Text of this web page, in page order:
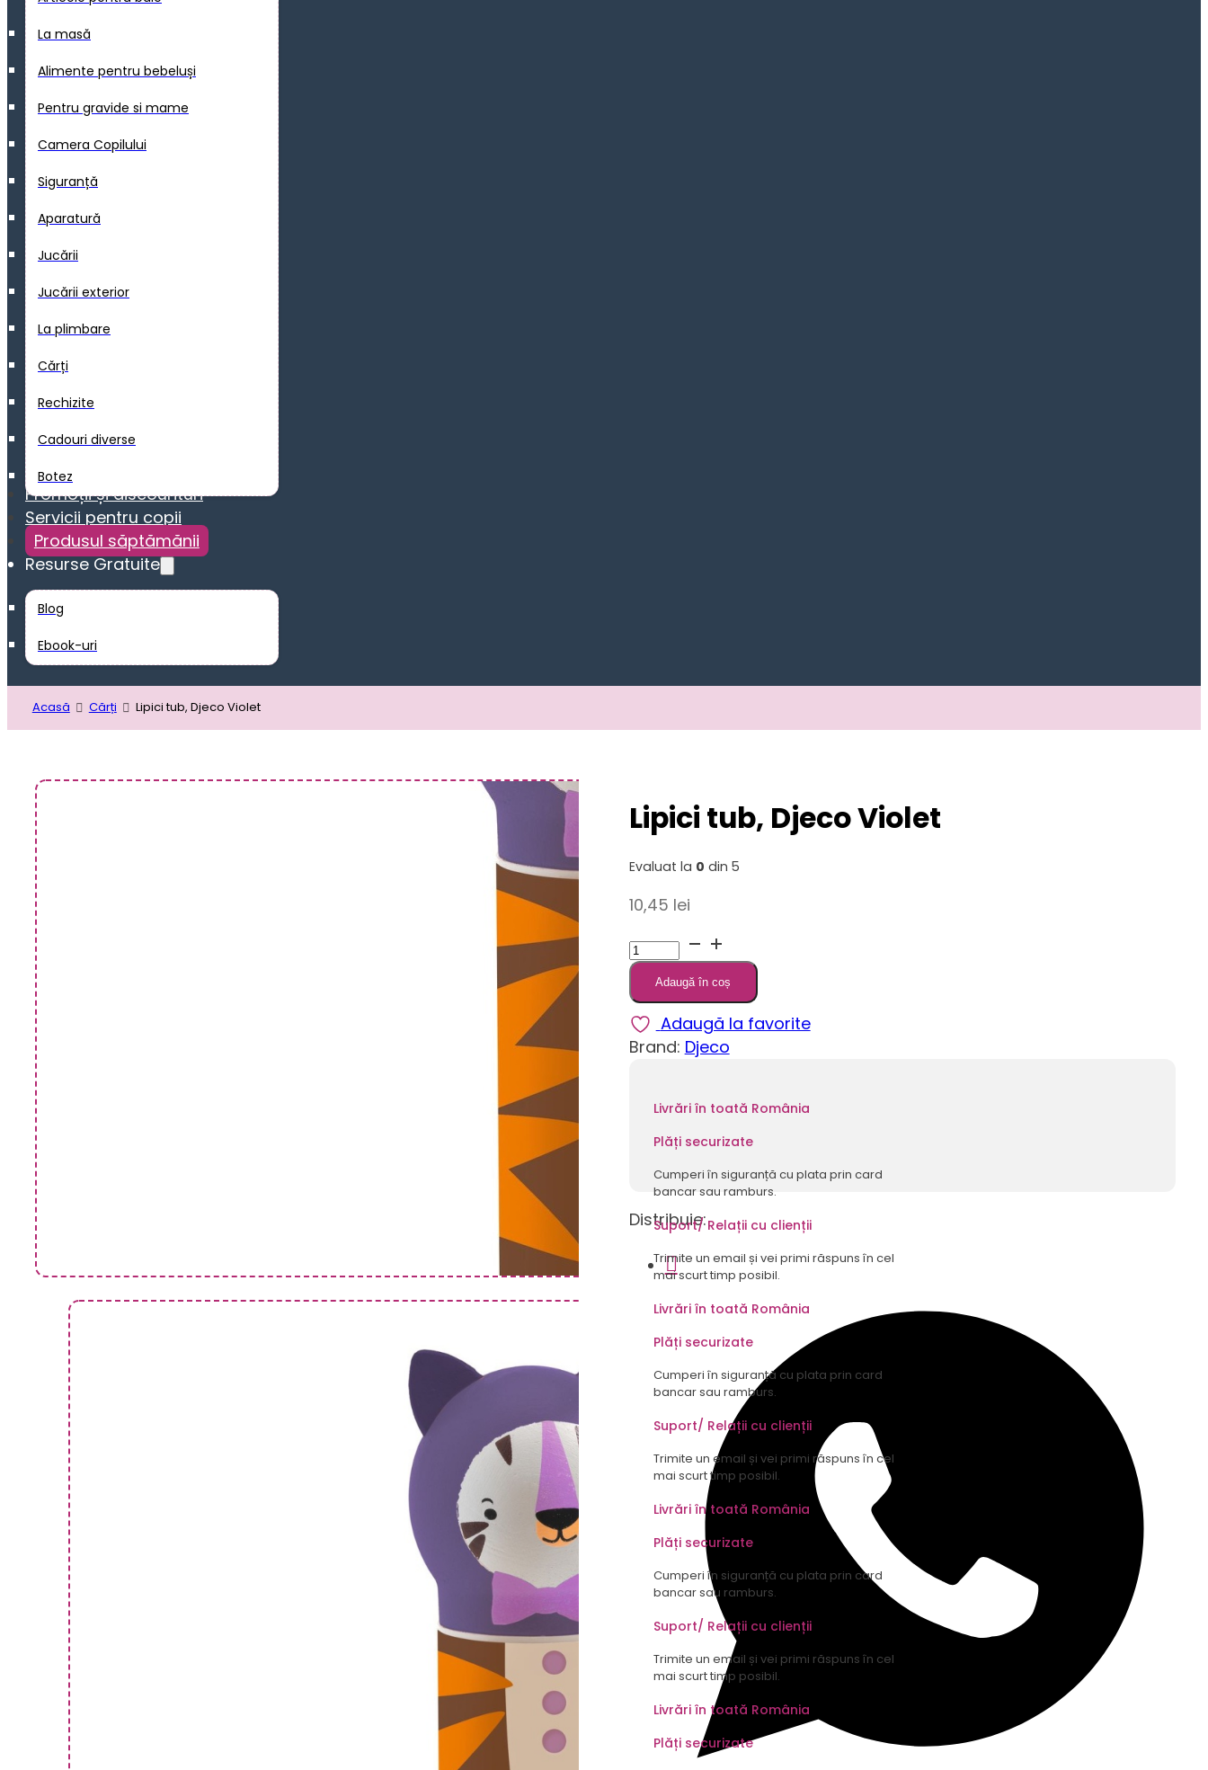
La masă
Alimente pentru bebeluși
Pentru gravide si mame
Camera Copilului
Siguranță
Aparatură
Jucării
Jucării exterior
La plimbare
Cărți
Rechizite
Cadouri diverse
Botez
Promoții și discounturi
Servicii pentru copii
Produsul săptămănii
Resurse Gratuite
Blog
Ebook-uri
Acasă Cărți Lipici tub, Djeco Violet
Lipici tub, Djeco Violet
Evaluat la 0 din 5
10,45 lei
Cantitate
Lipici
tub,
Djeco
Violet
Adaugă în coș
Adaugă la favorite
Brand: Djeco
Livrări în toată România
Plăți securizate
Cumperi în siguranță cu plata prin card
bancar sau ramburs.
Suport/ Relații cu clienții
Trimite un email și vei primi răspuns în cel
mai scurt timp posibil.
Livrări în toată România
Plăți securizate
Cumperi în siguranță cu plata prin card
bancar sau ramburs.
Suport/ Relații cu clienții
Trimite un email și vei primi răspuns în cel
mai scurt timp posibil.
Livrări în toată România
Plăți securizate
Cumperi în siguranță cu plata prin card
bancar sau ramburs.
Suport/ Relații cu clienții
Trimite un email și vei primi răspuns în cel
mai scurt timp posibil.
Livrări în toată România
Plăți securizate
Distribuie: